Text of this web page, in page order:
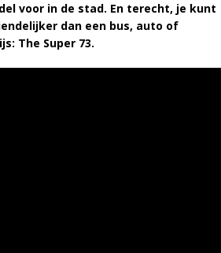
voor in de stad. En terecht, je kunt
dan een bus, auto of
The Super 73.